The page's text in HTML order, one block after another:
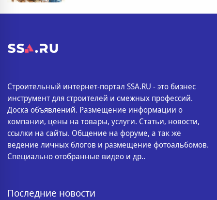
Строительный интернет-портал SSA.RU - это бизнес
инструмент для строителей и смежных профессий.
Доска объявлений. Размещение информации о
компании, цены на товары, услуги. Статьи, новости,
ссылки на сайты. Общение на форуме, а так же
ведение личных блогов и размещение фотоальбомов.
Специально отобранные видео и др..
Последние новости